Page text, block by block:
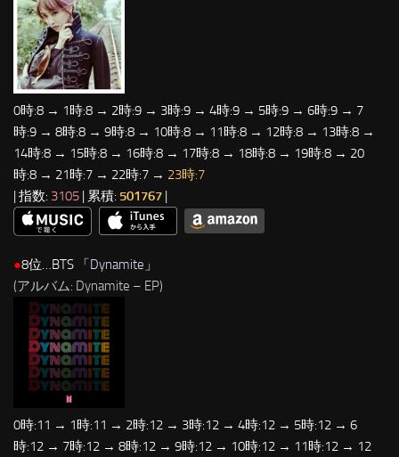
0時:8 → 1時:8 → 2時:9 → 3時:9 → 4時:9 → 5時:9 → 6時:9 → 7
時:9 → 8時:8 → 9時:8 → 10時:8 → 11時:8 → 12時:8 → 13時:8 →
14時:8 → 15時:8 → 16時:8 → 17時:8 → 18時:8 → 19時:8 → 20
時:8 → 21時:7 → 22時:7 → 23時:7
| 指数: 3105 | 累積: 501767
●8位…BTS 「Dynamite 」
(アルバム: Dynamite – EP)
0時:11 → 1時:11 → 2時:12 → 3時:12 → 4時:12 → 5時:12 → 6
時:12 → 7時:12 → 8時:12 → 9時:12 → 10時:12 → 11時:12 → 12